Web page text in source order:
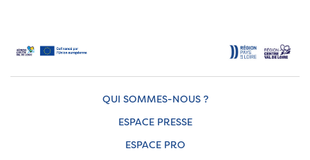
QUI SOMMES-NOUS ?
ESPACE PRESSE
ESPACE PRO